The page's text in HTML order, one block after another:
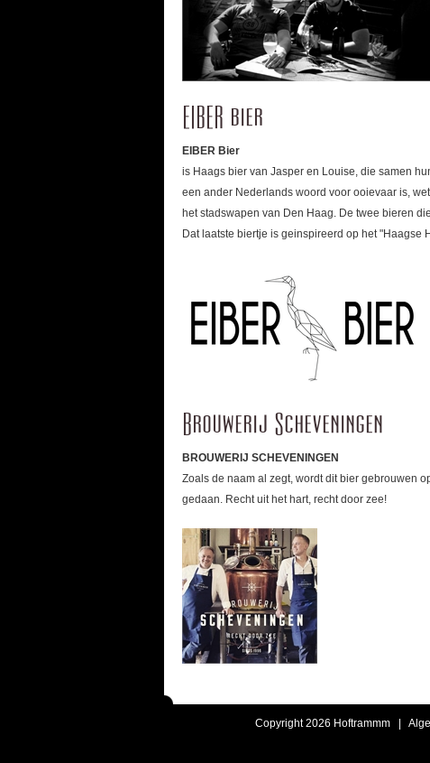
EIBER bier
EIBER Bier
is Haags bier van Jasper en Louise, die samen
een ander Nederlands woord voor ooievaar is,
het stadswapen van Den Haag. De twee bieren
Dat laatste biertje is geinspireerd op het "Haagse
Brouwerij Scheveningen
BROUWERIJ SCHEVENINGEN
Zoals de naam al zegt, wordt dit bier gebrouwen
gedaan. Recht uit het hart, recht door zee!
Copyright 2026 Hoftrammm |